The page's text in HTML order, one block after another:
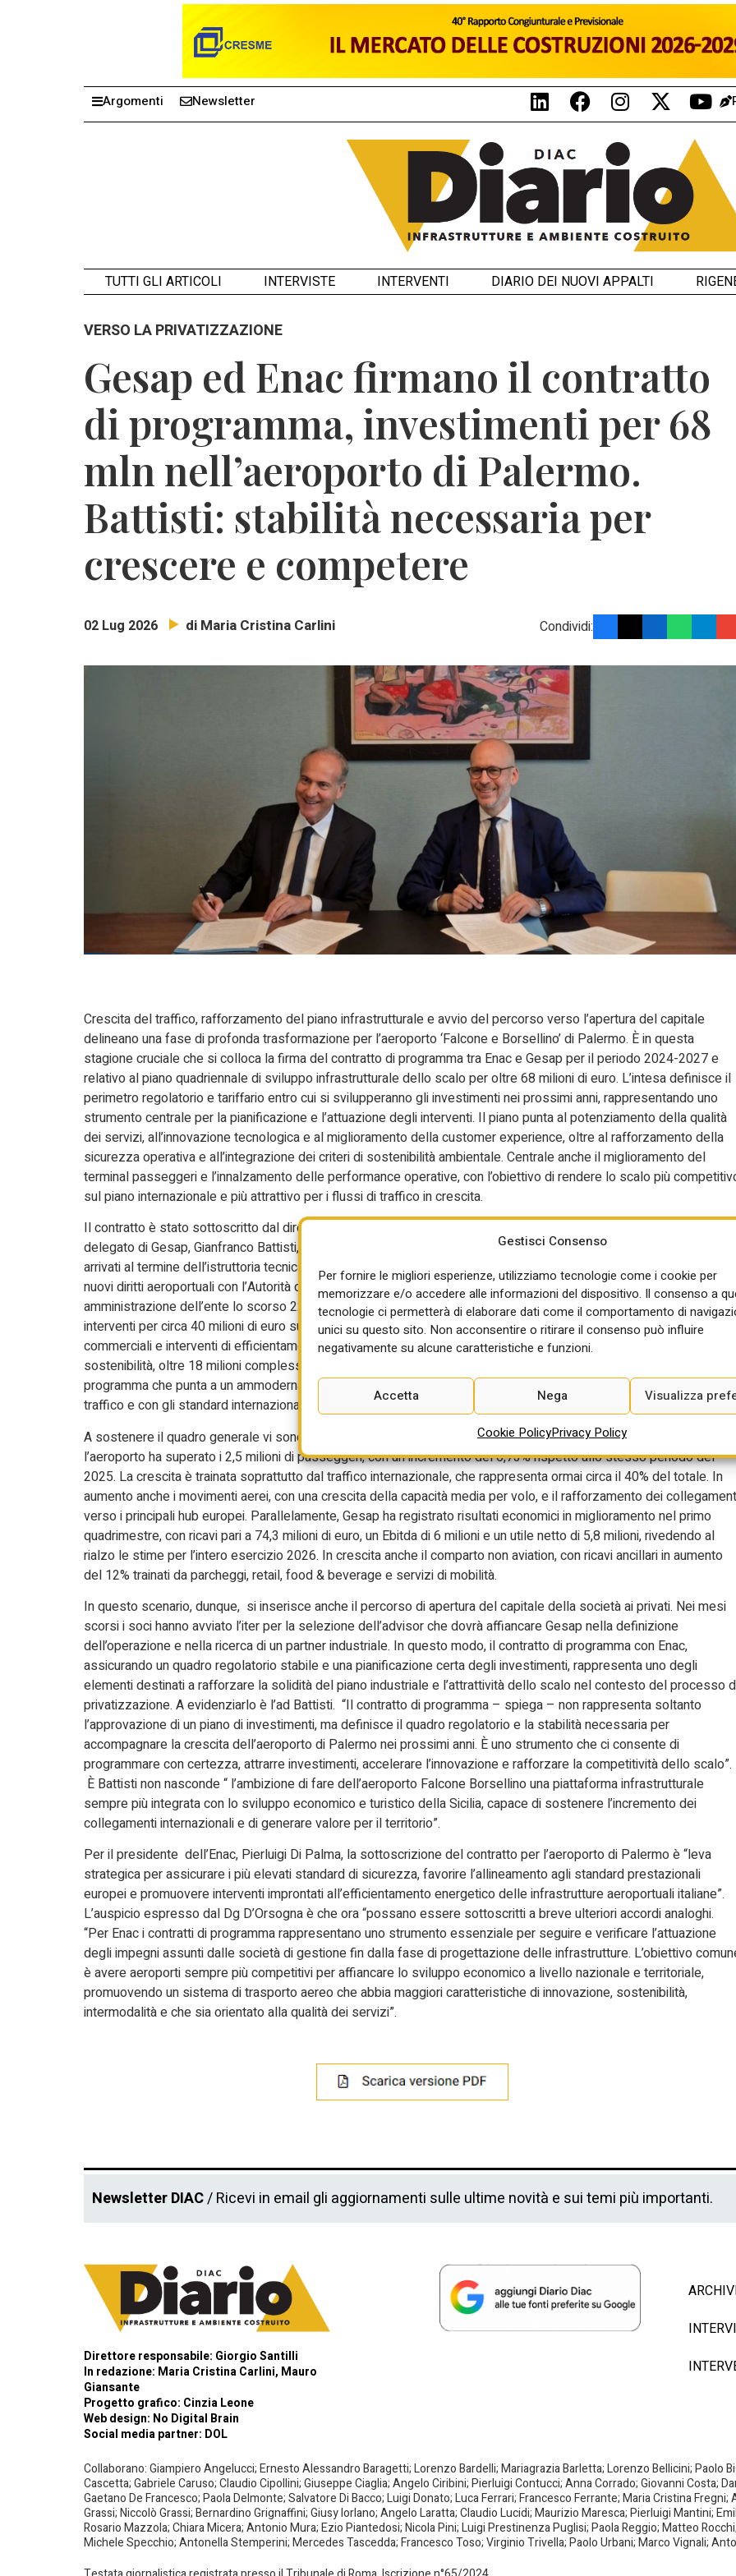
Gestisci Consenso
Per fornire le migliori esperienze, utilizziamo tecnologie come i cookie per
memorizzare e/o accedere alle informazioni del dispositivo. Il consenso a
tecnologie ci permetterà di elaborare dati come il comportamento di
unici su questo sito. Non acconsentire o ritirare il consenso può influire
negativamente su alcune caratteristiche e funzioni.
Accetta Nega Visualizza
Cookie PolicyPrivacy Policy
Argomenti Newsletter
TUTTI GLI ARTICOLI INTERVISTE INTERVENTI DIARIO DEI NUOVI APPALTI
VERSO LA PRIVATIZZAZIONE
Gesap ed Enac firmano il contratto
di programma, investimenti per 68
mln nell’aeroporto di Palermo.
Battisti: stabilità necessaria per
crescere e competere
02 Lug 2026 di Maria Cristina Carlini Condividi:
Crescita del traffico, rafforzamento del piano infrastrutturale e avvio del percorso verso l’apertura del capitale
delineano una fase di profonda trasformazione per l’aeroporto ‘Falcone e Borsellino’ di Palermo. È in questa
stagione cruciale che si colloca la firma del contratto di programma tra Enac e Gesap per il periodo 2024-2027 e
relativo al piano quadriennale di sviluppo infrastrutturale dello scalo per oltre 68 milioni di euro. L’intesa definisce il
perimetro regolatorio e tariffario entro cui si svilupperanno gli investimenti nei prossimi anni, rappresentando uno
strumento centrale per la pianificazione e l’attuazione degli interventi. Il piano punta al potenziamento della qualità
dei servizi, all’innovazione tecnologica e al miglioramento della customer experience, oltre al rafforzamento della
sicurezza operativa e all’integrazione dei criteri di sostenibilità ambientale. Centrale anche il miglioramento del
terminal passeggeri e l’innalzamento delle performance operative, con l’obiettivo di rendere lo scalo più
sul piano internazionale e più attrattivo per i flussi di traffico in crescita.
Il contratto è stato sottoscritto dal direttore generale dell’Enac, Alexander D’Orsogna, e dall’amministratore
delegato di Gesap, Gianfranco Battisti, presente a Roma insieme al direttore generale Carmelo Scelta. Alla firma si
arrivati al termine dell’istruttoria tecnica dell’Ente sulla documentazione prodotta dal gestore, della definizione dei
nuovi diritti aeroportuali con l’Autorità di regolazione dei trasporti e della delibera approvata dal consiglio di
amministrazione dell’ente lo scorso 22 giugno 2026. Nel dettaglio, il piano quadriennale degli investimenti prevede
interventi per circa 40 milioni di euro su terminal e infrastrutture di volo, con ampliamenti di capacità, nuovi gate, aree
commerciali e interventi di efficientamento energetico. A questi si aggiungono circa 3 milioni destinati alla
sostenibilità, oltre 18 milioni complessivi per sicurezza e manutenzione e 3,4 milioni per viabilità e parcheggi. Un
programma che punta a un ammodernamento complessivo dello scalo, in linea con le esigenze di crescita del
traffico e con gli standard internazionali.
A sostenere il quadro generale vi sono anche i risultati operativi più recenti. Nei primi quattro mesi del 2026
l’aeroporto ha superato i 2,5 milioni di passeggeri, con un incremento del 6,73% rispetto allo stesso periodo del
2025. La crescita è trainata soprattutto dal traffico internazionale, che rappresenta ormai circa il 40% del totale. In
aumento anche i movimenti aerei, con una crescita della capacità media per volo, e il rafforzamento dei
verso i principali hub europei. Parallelamente, Gesap ha registrato risultati economici in miglioramento nel primo
quadrimestre, con ricavi pari a 74,3 milioni di euro, un Ebitda di 6 milioni e un utile netto di 5,8 milioni, rivedendo al
rialzo le stime per l’intero esercizio 2026. In crescita anche il comparto non aviation, con ricavi ancillari in aumento
del 12% trainati da parcheggi, retail, food & beverage e servizi di mobilità.
In questo scenario, dunque, si inserisce anche il percorso di apertura del capitale della società ai privati. Nei mesi
scorsi i soci hanno avviato l’iter per la selezione dell’advisor che dovrà affiancare Gesap nella definizione
dell’operazione e nella ricerca di un partner industriale. In questo modo, il contratto di programma con Enac,
assicurando un quadro regolatorio stabile e una pianificazione certa degli investimenti, rappresenta uno degli
elementi destinati a rafforzare la solidità del piano industriale e l’attrattività dello scalo nel contesto del processo
privatizzazione. A evidenziarlo è l’ad Battisti. “Il contratto di programma – spiega – non rappresenta soltanto
l’approvazione di un piano di investimenti, ma definisce il quadro regolatorio e la stabilità necessaria per
accompagnare la crescita dell’aeroporto di Palermo nei prossimi anni. È uno strumento che ci consente di
programmare con certezza, attrarre investimenti, accelerare l’innovazione e rafforzare la competitività dello scalo”.
È Battisti non nasconde “ l’ambizione di fare dell’aeroporto Falcone Borsellino una piattaforma infrastrutturale
sempre più integrata con lo sviluppo economico e turistico della Sicilia, capace di sostenere l’incremento dei
collegamenti internazionali e di generare valore per il territorio”.
Per il presidente dell’Enac, Pierluigi Di Palma, la sottoscrizione del contratto per l’aeroporto di Palermo è “leva
strategica per assicurare i più elevati standard di sicurezza, favorire l’allineamento agli standard prestazionali
europei e promuovere interventi improntati all’efficientamento energetico delle infrastrutture aeroportuali italiane”.
L’auspicio espresso dal Dg D’Orsogna è che ora “possano essere sottoscritti a breve ulteriori accordi analoghi.
“Per Enac i contratti di programma rappresentano uno strumento essenziale per seguire e verificare l’attuazione
degli impegni assunti dalle società di gestione fin dalla fase di progettazione delle infrastrutture. L’obiettivo
è avere aeroporti sempre più competitivi per affiancare lo sviluppo economico a livello nazionale e territoriale,
promuovendo un sistema di trasporto aereo che abbia maggiori caratteristiche di innovazione, sostenibilità,
intermodalità e che sia orientato alla qualità dei servizi”.
Newsletter DIAC/ Ricevi in email gli aggiornamenti sulle ultime novità e sui temi più importanti.
Direttore responsabile: Giorgio Santilli
In redazione: Maria Cristina Carlini, Mauro
Giansante
Progetto grafico: Cinzia Leone
Web design: No Digital Brain
Social media partner: DOL
Collaborano: Giampiero Angelucci; Ernesto Alessandro Baragetti; Lorenzo Bardelli; Mariagrazia Barletta; Lorenzo Bellicini; Paolo
Cascetta; Gabriele Caruso; Claudio Cipollini; Giuseppe Ciaglia; Angelo Ciribini; Pierluigi Contucci; Anna Corrado; Giovanni Costa;
Gaetano De Francesco; Paola Delmonte; Salvatore Di Bacco; Luigi Donato; Luca Ferrari; Francesco Ferrante; Maria Cristina
Grassi; Niccolò Grassi; Bernardino Grignaffini; Giusy Iorlano; Angelo Laratta; Claudio Lucidi; Maurizio Maresca; Pierluigi Mantini;
Rosario Mazzola; Chiara Micera; Antonio Mura; Ezio Piantedosi; Nicola Pini; Luigi Prestinenza Puglisi; Paola Reggio; Matteo
Michele Specchio; Antonella Stemperini; Mercedes Tascedda; Francesco Toso; Virginio Trivella; Paolo Urbani; Marco Vignali;